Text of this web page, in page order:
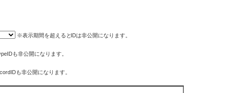
※表示期間を超えるとIDは非公開になります。
も非公開になります。
も非公開になります。